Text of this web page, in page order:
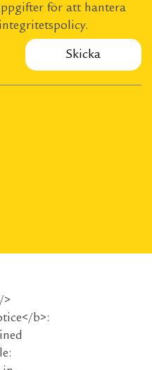
för att hantera
integritetspolicy.